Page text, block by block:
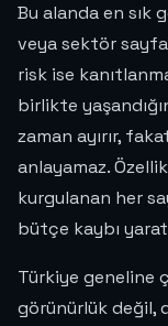
Bu alanda en sık
veya sektör
risk ise
birlikte
zaman ayırır,
anlayamaz.
kurgulanan her
bütçe kaybı
Türkiye geneline
görünürlük değil,